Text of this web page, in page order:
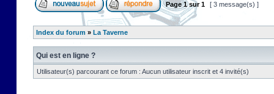
Page1sur1 [ 3 message(s) ]
Index du forum » La Taverne
Qui est en ligne ?
Utilisateur(s) parcourant ce forum : Aucun utilisateur inscrit et 4 invité(s)